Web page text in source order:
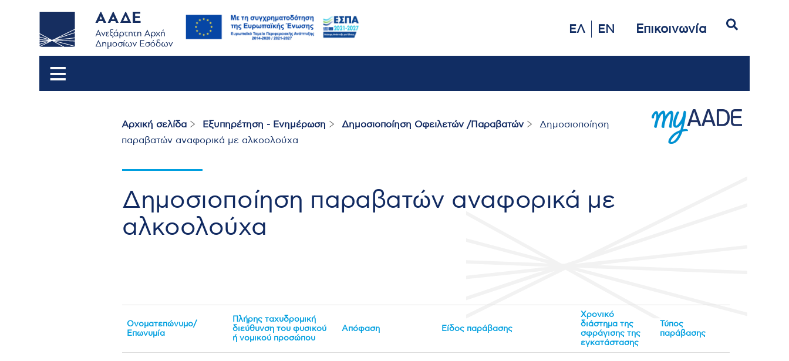
ΕΛ EN Επικοινωνία
Breadcrumb
Αρχική σελίδα Εξυπηρέτηση - Ενημέρωση Δημοσιοποίηση Οφειλετών /Παραβατών
Δημοσιοποίηση
παραβατών αναφορικά με αλκοολούχα
Δημοσιοποίηση παραβατών αναφορικά με
αλκοολούχα
Ονοματεπώνυμο/
Επωνυμία
Πλήρης ταχυδρομική
διεύθυνση του φυσικού
ή νομικού προσώπου
Απόφαση Είδος παράβασης
Χρονικό
διάστημα της
σφράγισης της
εγκατάστασης
Τύπος
παράβασης